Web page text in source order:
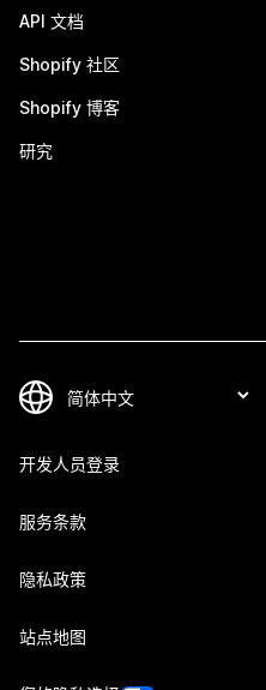
API 文档
Shopify 社区
Shopify 博客
研究
开发人员登录
服务条款
隐私政策
站点地图